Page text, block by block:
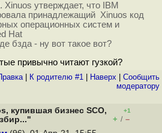
утверждает, что IBM
принадлежащий Xinuos код
операционных систем и
Hat
бзда - ну вот такое вот?
привычно читают гузкой?
| К родителю #1 Наверх
Cообщить
модератору
купившая бизнес SCO,
+1
+ / –